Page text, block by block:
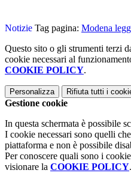
Notizie Tag pagina: Modena
Questo sito o gli strumenti terzi
cookie necessari al
COOKIE POLICY.
Personalizza Rifiuta tutti i
Gestione cookie
In questa schermata è possibile
I cookie necessari sono quelli
piattaforma e non è possibile
Per conoscere quali sono i
visionare la COOKIE POLICY.